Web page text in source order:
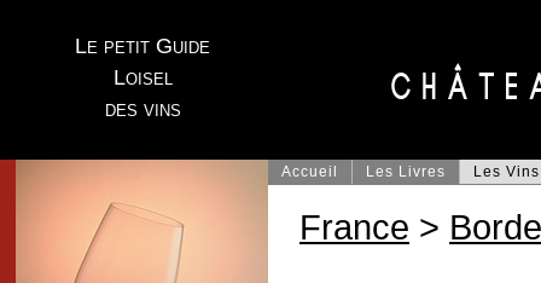
Le petit Guide
Loisel
des vins
Accueil Les Livres Les Vins
France >